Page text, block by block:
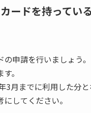
ードを持ってい
申請を行いましょう。
。
3月までに利用した分
してください。